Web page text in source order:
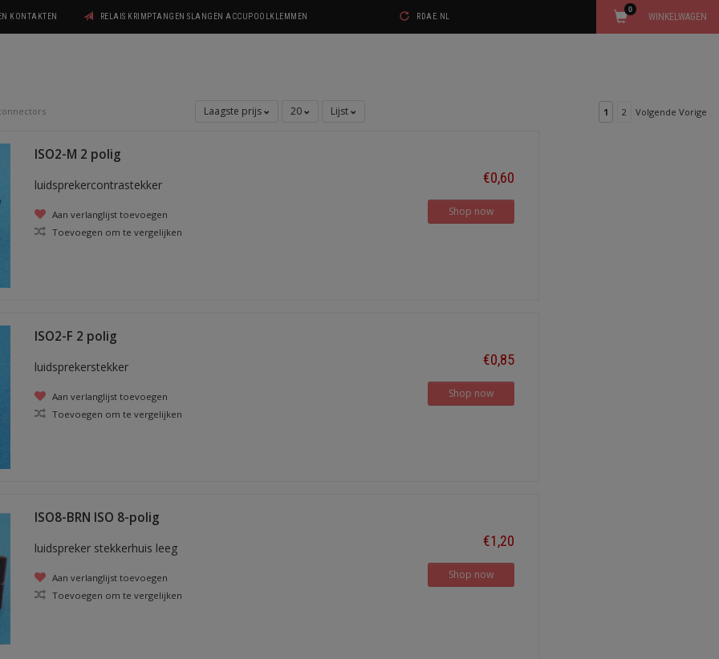
KONTAKTEN RELAIS KRIMPTANGEN SLANGEN ACCUPOOLKLEMMEN RDAE.NL WINKELWAGEN
0
Laagste prijs 20 Lijst 1 2 Volgende Vorige
ISO2-M 2 polig
luidsprekercontrastekker
Aan verlanglijst toevoegen
Toevoegen om te vergelijken
€0,60
Shop now
ISO2-F 2 polig
luidsprekerstekker
Aan verlanglijst toevoegen
Toevoegen om te vergelijken
€0,85
Shop now
ISO8-BRN ISO 8-polig
luidspreker stekkerhuis leeg
Aan verlanglijst toevoegen
Toevoegen om te vergelijken
€1,20
Shop now